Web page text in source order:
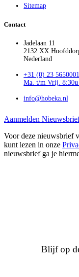
Sitemap
Contact
Jadelaan 11
2132 XX
Nederland
+31 (0) 23 5650001
Ma. t/m Vrij. 8:30u
info@hobeka.nl
Aanmelden
Voor deze nieuwsbrief
kunt lezen in onze
nieuwsbrief ga je
Blijf op